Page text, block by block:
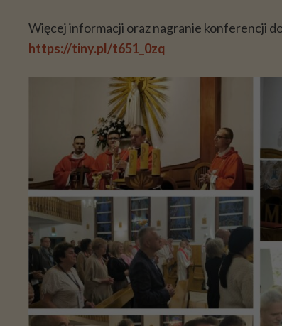
Więcej informacji oraz nagranie konferencji
https://tiny.pl/t651_0zq